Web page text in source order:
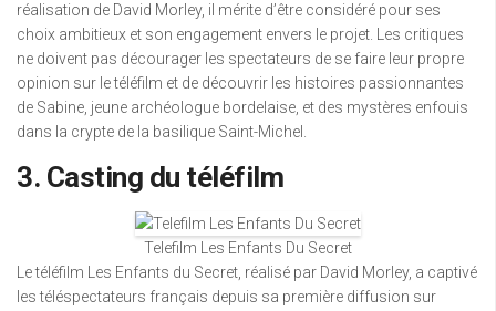
réalisation de David Morley, il mérite d’être considéré pour ses
choix ambitieux et son engagement envers le projet. Les critiques
ne doivent pas décourager les spectateurs de se faire leur propre
opinion sur le téléfilm et de découvrir les histoires passionnantes
de Sabine, jeune archéologue bordelaise, et des mystères enfouis
dans la crypte de la basilique Saint-Michel.
3. Casting du téléfilm
Telefilm Les Enfants Du Secret
Le téléfilm Les Enfants du Secret, réalisé par David Morley, a captivé
les téléspectateurs français depuis sa première diffusion sur